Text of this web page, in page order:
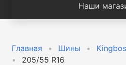
Наши
Главная Шины
205/55 R16